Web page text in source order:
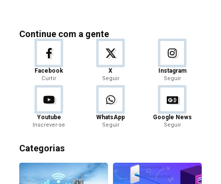
Continue com a gente
Facebook
Curtir
X
Seguir
Instagram
Seguir
Youtube
Inscrever-se
WhatsApp
Seguir
Google News
Seguir
Categorias